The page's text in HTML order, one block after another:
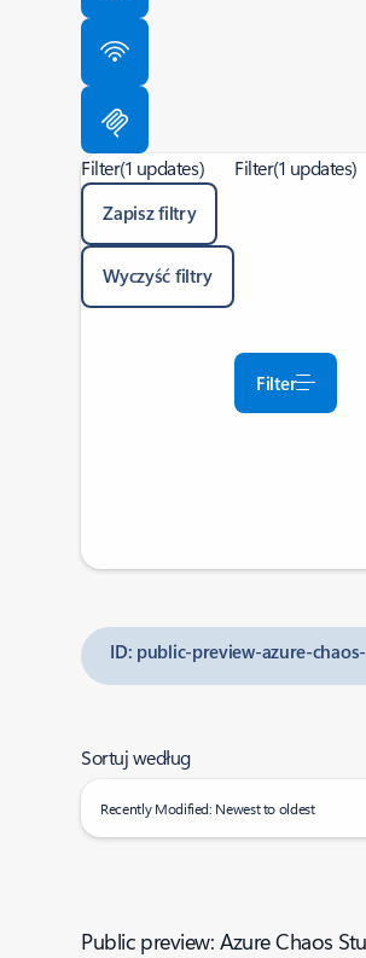
Filter(1 updates)
Zapisz filtry
Wyczyść filtry
Filter(1 updates)
Filter
ID: public-preview-azure-
Sortuj według
Recently Modified: Newest to oldest
Public preview: Azure Chaos